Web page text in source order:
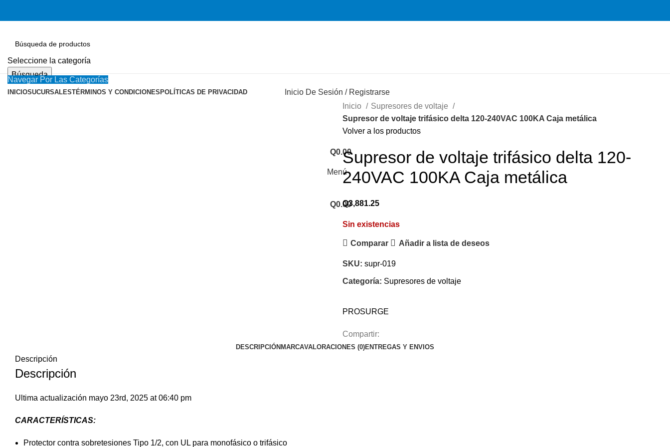
Seleccione la categoría
Búsqueda
Inicio De Sesión / Registrarse
Q0.00
Menú
Q0.00
Navegar Por Las Categorías
INICIOSUCURSALESTÉRMINOS Y CONDICIONES POLÍTICAS DE PRIVACIDAD
Inicio
Supresores de voltaje
Supresor de voltaje trifásico delta 120-240VAC 100KA Caja metálica
Volver a los productos
Supresor de voltaje trifásico delta 120-
240VAC 100KA Caja metálica
Q3,881.25
Sin existencias
Comparar Añadir a lista de deseos
SKU: supr-019
Categoría: Supresores de voltaje
PROSURGE
Compartir:
DESCRIPCIÓN MARCAVALORACIONES (0)ENTREGAS Y ENVIOS
Descripción
Descripción
Ultima actualización mayo 23rd, 2025 at 06:40 pm
CARACTERÍSTICAS:
Protector contra sobretesiones Tipo 1/2, con UL para monofásico o trifásico